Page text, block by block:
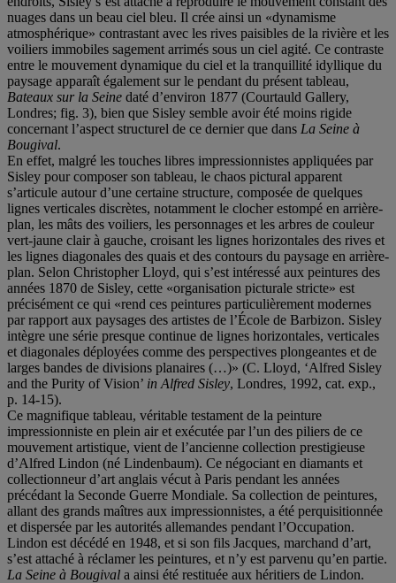
nuages dans un beau ciel bleu. Il crée ainsi un «dynamisme
atmosphérique» contrastant avec les rives paisibles de la rivière et les
voiliers immobiles sagement arrimés sous un ciel agité. Ce contraste
entre le mouvement dynamique du ciel et la tranquillité idyllique du
paysage apparaît également sur le pendant du présent tableau,
Bateaux sur la Seine daté d’environ 1877 (Courtauld Gallery,
Londres; fig. 3), bien que Sisley semble avoir été moins rigide
concernant l’aspect structurel de ce dernier que dans La Seine à
Bougival.
En effet, malgré les touches libres impressionnistes appliquées par
Sisley pour composer son tableau, le chaos pictural apparent
s’articule autour d’une certaine structure, composée de quelques
lignes verticales discrètes, notamment le clocher estompé en arrière-
plan, les mâts des voiliers, les personnages et les arbres de couleur
vert-jaune clair à gauche, croisant les lignes horizontales des rives et
les lignes diagonales des quais et des contours du paysage en arrière-
plan. Selon Christopher Lloyd, qui s’est intéressé aux peintures des
années 1870 de Sisley, cette «organisation picturale stricte» est
précisément ce qui «rend ces peintures particulièrement modernes
par rapport aux paysages des artistes de l’École de Barbizon. Sisley
intègre une série presque continue de lignes horizontales, verticales
et diagonales déployées comme des perspectives plongeantes et de
larges bandes de divisions planaires (…)» (C. Lloyd, ‘Alfred Sisley
and the Purity of Vision’ in Alfred Sisley, Londres, 1992, cat. exp.,
p. 14-15).
Ce magnifique tableau, véritable testament de la peinture
impressionniste en plein air et exécutée par l’un des piliers de ce
mouvement artistique, vient de l’ancienne collection prestigieuse
d’Alfred Lindon (né Lindenbaum). Ce négociant en diamants et
collectionneur d’art anglais vécut à Paris pendant les années
précédant la Seconde Guerre Mondiale. Sa collection de peintures,
allant des grands maîtres aux impressionnistes, a été perquisitionnée
et dispersée par les autorités allemandes pendant l’Occupation.
Lindon est décédé en 1948, et si son fils Jacques, marchand d’art,
s’est attaché à réclamer les peintures, et n’y est parvenu qu’en partie.
La Seine à Bougival a ainsi été restituée aux héritiers de Lindon.